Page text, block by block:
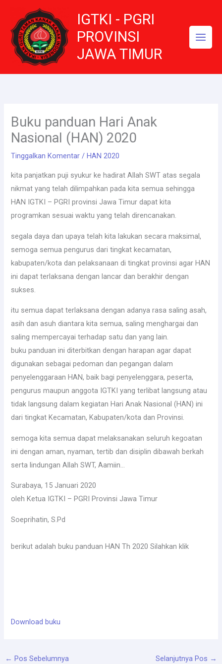
konten
IGTKI - PGRI
PROVINSI
JAWA TIMUR
Buku panduan Hari Anak
Nasional (HAN) 2020
Tinggalkan Komentar / HAN 2020
kita panjatkan puji syukur ke hadirat Allah SWT atas segala
nikmat yang telah dilimpahkan pada kita semua sehingga
HAN IGTKI – PGRI provinsi Jawa Timur dapat kita
programkan sesuai waktu yang telah direncanakan.
segala daya dan upaya telah kita lakukan secara maksimal,
semoga semua pengurus dari tingkat kecamatan,
kabupaten/kota dan pelaksanaan di tingkat provinsi agar HAN
ini dapat terlaksana dengan lancar dan berakhir dengan
sukses.
itu semua dapat terlaksana dengan adanya rasa saling asah,
asih dan asuh diantara kita semua, saling menghargai dan
saling mempercayai terhadap satu dan yang lain.
buku panduan ini diterbitkan dengan harapan agar dapat
digunakan sebagai pedoman dan pegangan dalam
penyelenggaraan HAN, baik bagi penyelenggara, peserta,
pengurus maupun anggota IGTKI yang terlibat langsung atau
tidak langsung dalam kegiatan Hari Anak Nasional (HAN) ini
dari tingkat Kecamatan, Kabupaten/kota dan Provinsi.
semoga kita semua dapat melaksanakan seluruh kegoatan
ini dengan aman, nyaman, tertib dan disiplin dibawah berkah
serta lindungan Allah SWT, Aamiin…
Surabaya, 15 Januari 2020
oleh Ketua IGTKI – PGRI Provinsi Jawa Timur
Soeprihatin, S.Pd
berikut adalah buku panduan HAN Th 2020 Silahkan klik
Download buku
← Pos Sebelumnya Selanjutnya Pos →